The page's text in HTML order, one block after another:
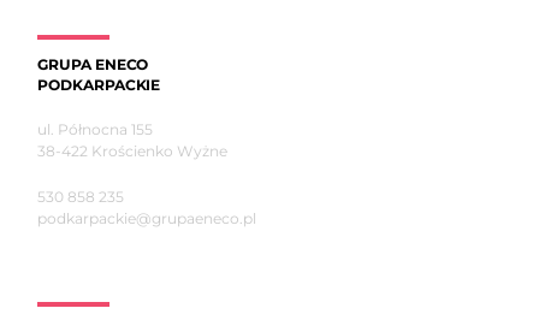
GRUPA ENECO
PODKARPACKIE
ul. Północna 155
38-422 Krościenko Wyżne
530 858 235
podkarpackie@grupaeneco.pl